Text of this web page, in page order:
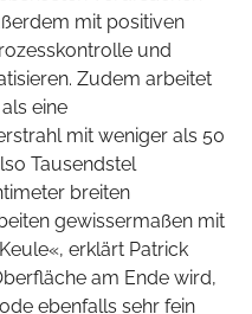
mit positiven
und
Zudem arbeitet
eine
mit weniger als 50
Tausendstel
breiten
gewissermaßen mit
erklärt Patrick
am Ende wird,
ebenfalls sehr fein